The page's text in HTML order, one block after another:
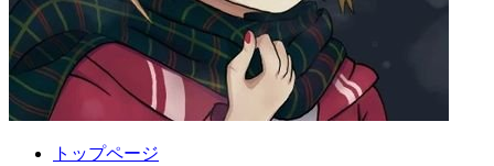
トップページ